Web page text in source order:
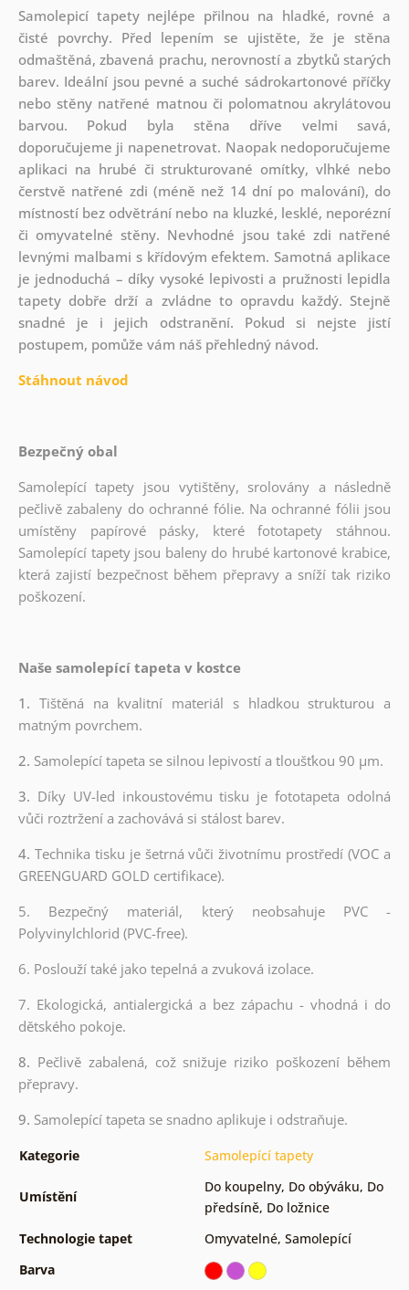
Samolepicí tapety nejlépe přilnou na hladké, rovné a
čisté povrchy. Před lepením se ujistěte, že je stěna
odmaštěná, zbavená prachu, nerovností a zbytků starých
barev. Ideální jsou pevné a suché sádrokartonové příčky
nebo stěny natřené matnou či polomatnou akrylátovou
barvou. Pokud byla stěna dříve velmi savá,
doporučujeme ji napenetrovat. Naopak nedoporučujeme
aplikaci na hrubé či strukturované omítky, vlhké nebo
čerstvě natřené zdi (méně než 14 dní po malování), do
místností bez odvětrání nebo na kluzké, lesklé, neporézní
či omyvatelné stěny. Nevhodné jsou také zdi natřené
levnými malbami s křídovým efektem. Samotná aplikace
je jednoduchá – díky vysoké lepivosti a pružnosti lepidla
tapety dobře drží a zvládne to opravdu každý. Stejně
snadné je i jejich odstranění. Pokud si nejste jistí
postupem, pomůže vám náš přehledný návod.
Stáhnout návod
Bezpečný obal
Samolepící tapety jsou vytištěny, srolovány a následně
pečlivě zabaleny do ochranné fólie. Na ochranné fólii jsou
umístěny papírové pásky, které fototapety stáhnou.
Samolepící tapety jsou baleny do hrubé kartonové krabice,
která zajistí bezpečnost během přepravy a sníží tak riziko
poškození.
Naše samolepící tapeta v kostce
1. Tištěná na kvalitní materiál s hladkou strukturou a
matným povrchem.
2. Samolepící tapeta se silnou lepivostí a tloušťkou 90 µm.
3. Díky UV-led inkoustovému tisku je fototapeta odolná
vůči roztržení a zachovává si stálost barev.
4. Technika tisku je šetrná vůči životnímu prostředí (VOC a
GREENGUARD GOLD certifikace).
5. Bezpečný materiál, který neobsahuje PVC -
Polyvinylchlorid (PVC-free).
6. Poslouží také jako tepelná a zvuková izolace.
7. Ekologická, antialergická a bez zápachu - vhodná i do
dětského pokoje.
8. Pečlivě zabalená, což snižuje riziko poškození během
přepravy.
9. Samolepící tapeta se snadno aplikuje i odstraňuje.
Kategorie Samolepící tapety
Umístění
Do koupelny, Do obýváku, Do
předsíně, Do ložnice
Technologie tapet
Omyvatelné, Samolepící
Barva